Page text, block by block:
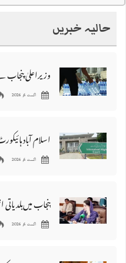
حالیہ خبریں
اگست 6, 2026
اگست 6, 2026
اگست 6, 2026